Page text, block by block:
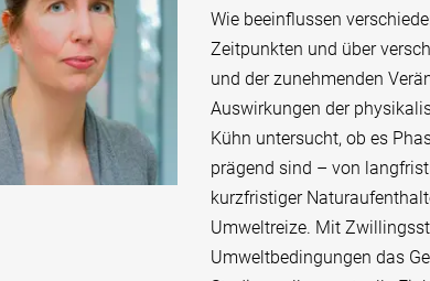
Wie beeinflussen
Zeitpunkten und über
und der zunehmenden
Auswirkungen der
Kühn untersucht, ob es
prägend sind – von
kurzfristiger
Umweltreize. Mit
Umweltbedingungen das